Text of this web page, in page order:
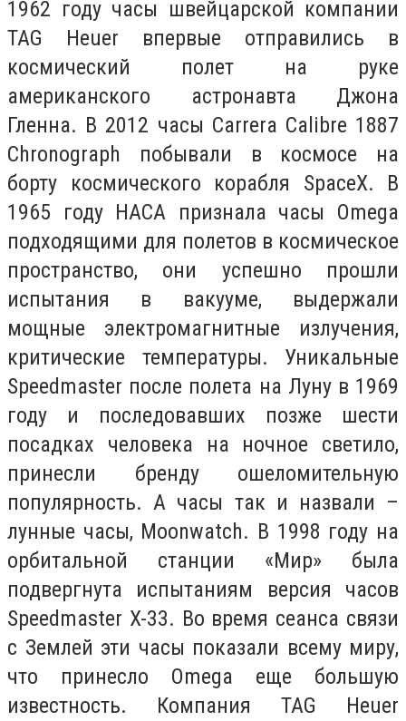
1962 году часы швейцарской компании
TAG Heuer впервые отправились в
космический полет на руке
американского астронавта Джона
Гленна. В 2012 часы Carrera Calibre 1887
Chronograph побывали в космосе на
борту космического корабля SpaceX. В
1965 году НАСА признала часы Omega
подходящими для полетов в космическое
пространство, они успешно прошли
испытания в вакууме, выдержали
мощные электромагнитные излучения,
критические температуры. Уникальные
Speedmaster после полета на Луну в 1969
году и последовавших позже шести
посадках человека на ночное светило,
принесли бренду ошеломительную
популярность. А часы так и назвали –
лунные часы, Moonwatch. В 1998 году на
орбитальной станции «Мир» была
подвергнута испытаниям версия часов
Speedmaster X-33. Во время сеанса связи
с Землей эти часы показали всему миру,
что принесло Omega еще большую
известность. Компания TAG Heuer